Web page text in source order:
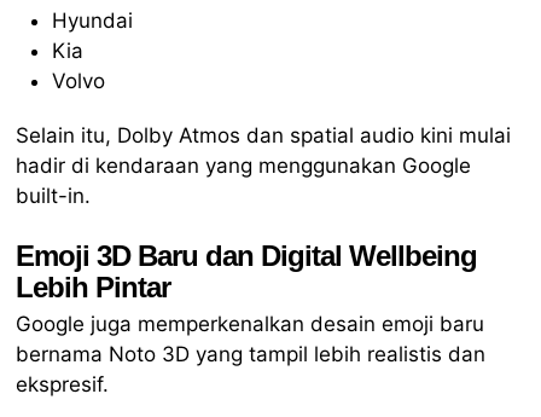
Hyundai
Kia
Volvo
Selain itu, Dolby Atmos dan spatial audio kini mulai
hadir di kendaraan yang menggunakan Google
built-in.
Emoji 3D Baru dan Digital Wellbeing
Lebih Pintar
Google juga memperkenalkan desain emoji baru
bernama Noto 3D yang tampil lebih realistis dan
ekspresif.